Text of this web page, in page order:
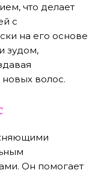
что делает
с
на его основе
зудом,
волос.
Он помогает